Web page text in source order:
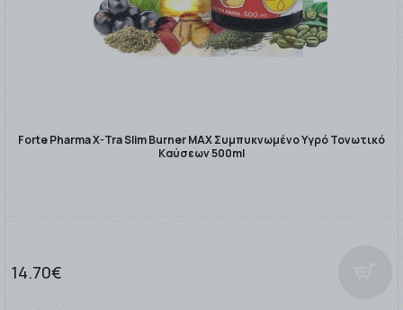
Forte Pharma X-Tra Slim Burner MAX Συμπυκνωμένο Υγρό Τονωτικό
Καύσεων 500ml
14.70€